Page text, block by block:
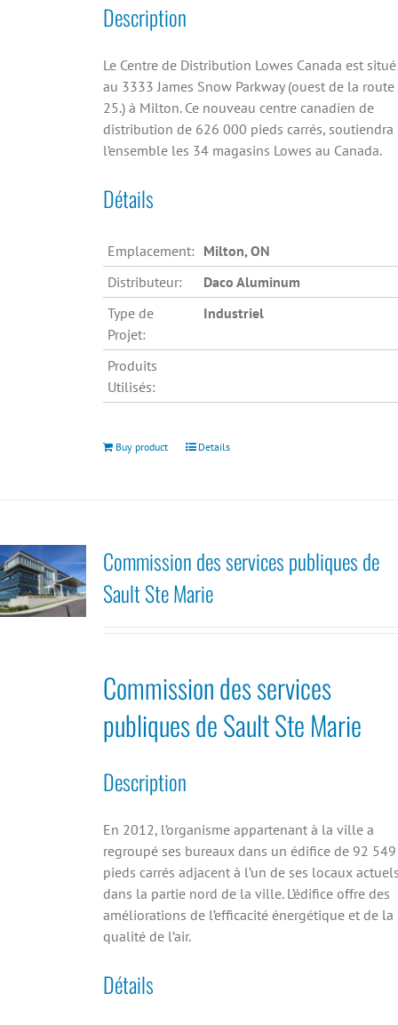
Description
Le Centre de Distribution Lowes Canada est situé
au 3333 James Snow Parkway (ouest de la route
25.) à Milton. Ce nouveau centre canadien de
distribution de 626 000 pieds carrés, soutiendra
l’ensemble les 34 magasins Lowes au Canada.
Détails
Emplacement: Milton, ON
Distributeur:
Daco Aluminum
Type de
Projet:
Industriel
Produits
Utilisés:
Buy product Details
Commission des services publiques de
Sault Ste Marie
Commission des services
publiques de Sault Ste Marie
Description
En 2012, l’organisme appartenant à la ville a
regroupé ses bureaux dans un édifice de 92 549
pieds carrés adjacent à l’un de ses locaux
dans la partie nord de la ville. L’édifice offre des
améliorations de l’efficacité énergétique et de la
qualité de l’air.
Détails